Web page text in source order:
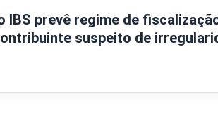
IBS prevê regime de
suspeito de